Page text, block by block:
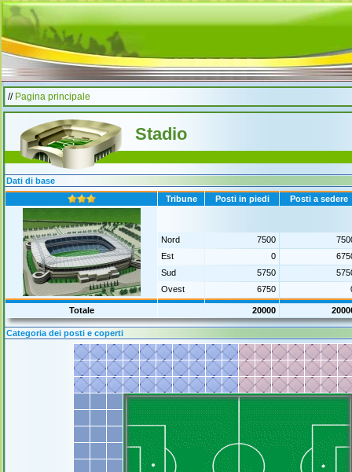
// Pagina principale
Stadio
Dati di base
Tribune
Posti in piedi Posti a sedere
Nord 7500
Est
0
Sud
5750
Ovest
6750
Totale 20000
Categoria dei posti e coperti